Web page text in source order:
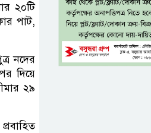
২০টি
পাট,
নদের
দিয়ে
২৯
মানোন্নয়ন সম্ভব নয়: